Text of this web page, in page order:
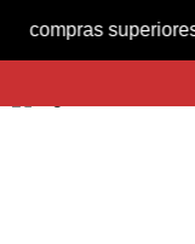
Producto nuevo
Honda Largo Alcance
superiores a